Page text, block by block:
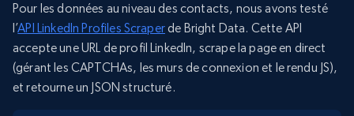
Pour les données au niveau des contacts, nous avons testé
l’API LinkedIn Profiles Scraperde Bright Data. Cette API
accepte une URL de profil LinkedIn, scrape la page en direct
(gérant les CAPTCHAs, les murs de connexion et le rendu JS),
et retourne un JSON structuré.